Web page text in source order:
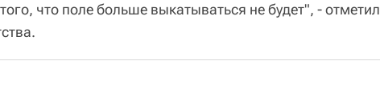
что поле больше выкатываться не будет", - отметил